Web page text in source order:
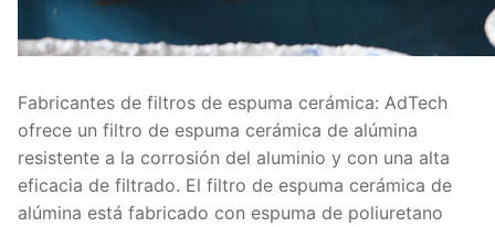
Fabricantes de filtros de espuma cerámica: AdTech
ofrece un filtro de espuma cerámica de alúmina
resistente a la corrosión del aluminio y con una alta
eficacia de filtrado. El filtro de espuma cerámica de
alúmina está fabricado con espuma de poliuretano